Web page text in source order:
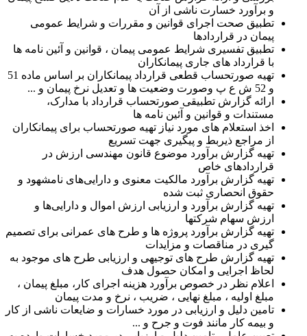
و برآورد خسارت ناشی از آن
تطبیق صحت اجرای قوانین و مقررات و شرایط عمومی
پیمان در قراردادها
تطبیق تفسیری شرایط عمومی پیمان ، قوانین و آئین نامه ها
با قرارداد های جاری پیمانکاران
تهیه صورتحساب قطعی قرارداد پیمانکاران بر اساس ماده 51
و 52 ش ع پ وصورت وضعیت ها و تعدیل نرخ پیمان و ...
ارائه گزارش تطبیقی صورتحساب قرارداد با مدارک،
مستندات و قوانین و آئین نامه ها
اخذ استعلام های مورد نیاز تهیه صورتحساب برای پیمانکاران
از مراجع ذیربط و پیگیری جهت تسریع
تهیه گزارش برآورد موضوع قانون مهندسی ارزش در
قراردادهای خاص
تهیه گزارش برآورد مالکیت معنوی و دارایی‌های نامشهود و
حقوق انحصاری ثبت شده
تهیه گزارش برآورد و ارزیابی ارزش اموال و دارایی‌ها و
ارزش سهام شرکتها
تهیه گزارش برآورد پروژه ها و طرح های عمرانی برای تصمیم
گیری در مناقصات و مزایدات
تهیه گزارش طرح های توجیهی و ارزیابی طرح های موجود به
لحاظ اجرایی و امکان حصول هدف
اعلام نظر در خصوص برآورد هزینه اجرای کار، مبلغ پیمان ،
مبلغ اولیه ، مبلغ نهایی ، ضریب ، نرخ و مدت پیمان
تامین دلیل و ارزیابی در مورد خسارات و ضایعات ناشی از کار
و بیمه کار مانند فوت و جرح و ...